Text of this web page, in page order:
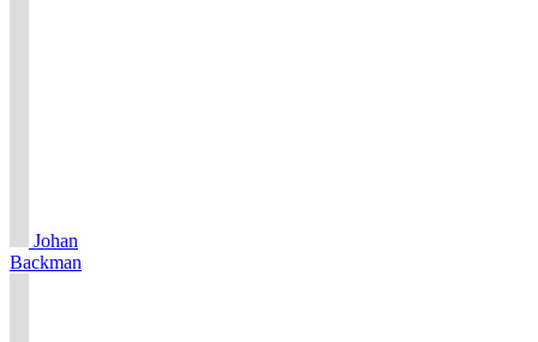
Johan
Backman